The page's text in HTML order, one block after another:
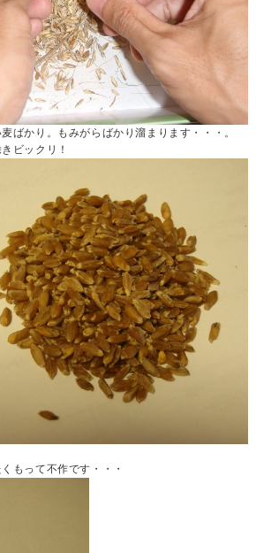
ばかり。もみがらばかり溜まります・・・。
ビックリ！
もって不作です・・・